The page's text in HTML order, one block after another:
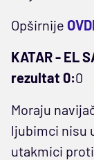
Opširnije
KATAR - EL
rezultat 0:0
Moraju
ljubimci nisu
utakmici